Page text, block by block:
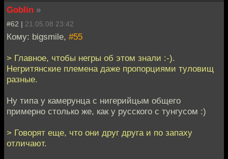
Goblin »
#62 | 21.05.08 23:42
Кому: bigsmile, #55
> Главное, чтобы негры об этом знали :-).
Негритянские племена даже пропорциями туловищ
разные.
Ну типа у камерунца с нигерийцым общего
примерно столько же, как у русского с тунгусом :)
> Говорят еще, что они друг друга и по запаху
отличают.